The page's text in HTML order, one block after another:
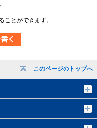
このページのトップへ
ことができます。